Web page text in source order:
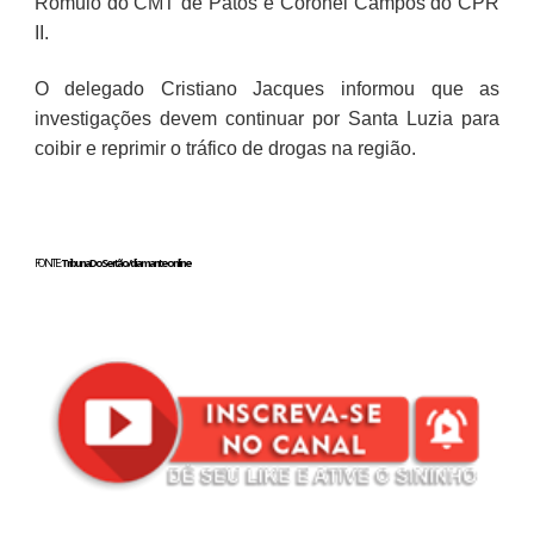
II.
O delegado Cristiano Jacques informou que as
investigações devem continuar por Santa Luzia para
coibir e reprimir o tráfico de drogas na região.
FONTE :Tribuna Do Sertão/diamanteonline